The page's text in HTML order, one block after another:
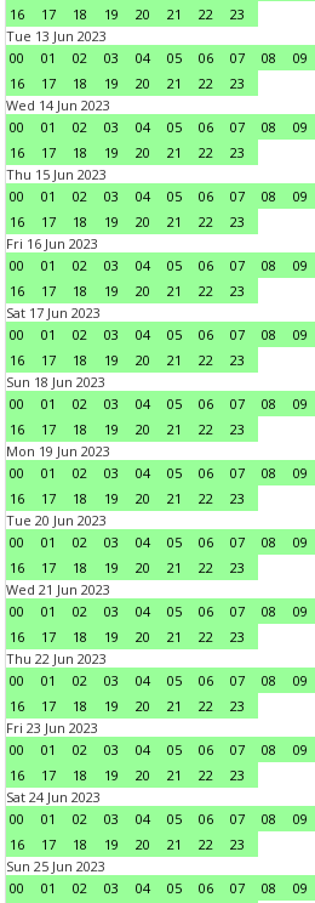
16
17 18 19 20 21 22
23
Tue 13 Jun 2023
00
01 02 03 04 05 06 07 08 09
16
17 18 19 20 21 22
23
Wed 14 Jun 2023
00
01 02 03 04 05 06 07 08 09
16
17 18 19 20 21 22
23
Thu 15 Jun 2023
00
01 02 03 04 05 06 07 08 09
16
17 18 19 20 21 22
23
Fri 16 Jun 2023
00
01 02 03 04 05 06 07 08 09
16
17 18 19 20 21 22
23
Sat 17 Jun 2023
00
01 02 03 04 05 06 07 08 09
16
17 18 19 20 21 22
23
Sun 18 Jun 2023
00
01 02 03 04 05 06 07 08 09
16
17 18 19 20 21 22
23
Mon 19 Jun 2023
00
01 02 03 04 05 06 07 08 09
16
17 18 19 20 21 22
23
Tue 20 Jun 2023
00
01 02 03 04 05 06 07 08 09
16
17 18 19 20 21 22
23
Wed 21 Jun 2023
00
01 02 03 04 05 06 07 08 09
16
17 18 19 20 21 22
23
Thu 22 Jun 2023
00
01 02 03 04 05 06 07 08 09
16
17 18 19 20 21 22
23
Fri 23 Jun 2023
00
01 02 03 04 05 06 07 08 09
16
17 18 19 20 21 22
23
Sat 24 Jun 2023
00
01 02 03 04 05 06 07 08 09
16
17 18 19 20 21 22
23
Sun 25 Jun 2023
00
01 02 03 04 05 06 07 08 09